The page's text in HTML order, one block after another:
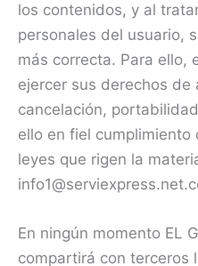
los contenidos, y al
personales del usuario,
más correcta. Para ello,
ejercer sus derechos de
cancelación,
ello en fiel
leyes que rigen la
En ningún momento EL
compartirá con terceros